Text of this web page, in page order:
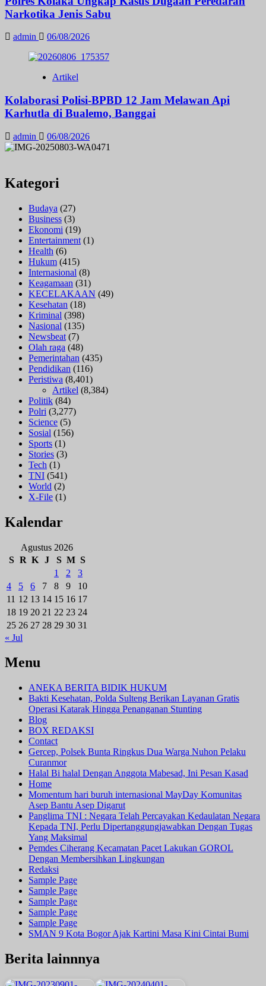
Narkotika Jenis Sabu
admin 06/08/2026
Artikel
Kolaborasi Polisi-BPBD 12 Jam Melawan Api
Karhutla di Bualemo, Banggai
admin 06/08/2026
Kategori
Budaya (27)
Business (3)
Ekonomi (19)
Entertainment (1)
Health (6)
Hukum (415)
Internasional (8)
Keagamaan (31)
KECELAKAAN (49)
Kesehatan (18)
Kriminal (398)
Nasional (135)
Newsbeat (7)
Olah raga (48)
Pemerintahan (435)
Pendidikan (116)
Peristiwa (8,401)
Artikel (8,384)
Politik (84)
Polri (3,277)
Science (5)
Sosial (156)
Sports (1)
Stories (3)
Tech (1)
TNI (541)
World (2)
X-File (1)
Kalendar
Agustus 2026
S R K J S M S
1
2
3
4
5 6 7 8 9
10
11 12 13 14 15 16 17
18 19 20 21 22 23 24
25 26 27 28 29 30 31
« Jul
Menu
ANEKA BERITA BIDIK HUKUM
Bakti Kesehatan, Polda Sulteng Berikan Layanan Gratis
Operasi Katarak Hingga Penanganan Stunting
Blog
BOX REDAKSI
Contact
Gercep, Polsek Bunta Ringkus Dua Warga Nuhon Pelaku
Curanmor
Halal Bi halal Dengan Anggota Mabesad, Ini Pesan Kasad
Home
Momentum hari buruh internasional MayDay Komunitas
Asep Bantu Asep Digarut
Panglima TNI : Negara Telah Percayakan Kedaulatan Negara
Kepada TNI, Perlu Dipertanggungjawabkan Dengan Tugas
Yang Maksimal
Pemdes Ciherang Kecamatan Pacet Lakukan GOROL
Dengan Membersihkan Lingkungan
Redaksi
Sample Page
Sample Page
Sample Page
Sample Page
Sample Page
SMAN 9 Kota Bogor Ajak Kartini Masa Kini Cintai Bumi
Berita lainnnya